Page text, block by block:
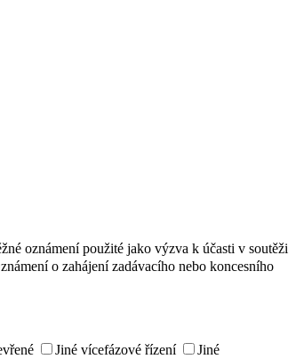
oznámení použité jako výzva k účasti v soutěži
o zahájení zadávacího nebo koncesního
Jiné vícefázové řízení
Jiné